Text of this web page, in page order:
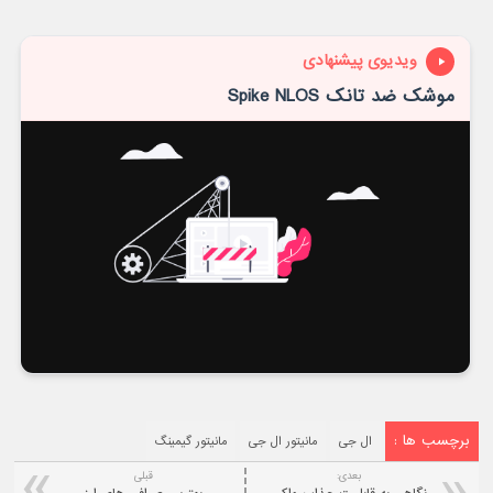
ویدیوی پیشنهادی
موشک ضد تانک Spike NLOS
برچسب ها : ال جی مانیتور ال جی مانیتور گیمینگ
قبلی بعدی: